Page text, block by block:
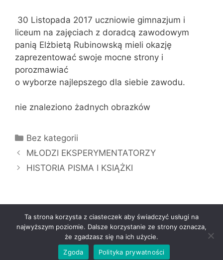
30 Listopada 2017 uczniowie gimnazjum i
liceum na zajęciach z doradcą zawodowym
panią Elżbietą Rubinowską mieli okazję
zaprezentować swoje mocne strony i
porozmawiać
o wyborze najlepszego dla siebie zawodu.
nie znaleziono żadnych obrazków
Kategorie
Bez kategorii
MŁODZI EKSPERYMENTATORZY
HISTORIA PISMA I KSIĄŻKI
© 2026 Zespół Szkół Specjalnych Busko-Zdrój
Zbudowany zGeneratePress
Ta strona korzysta z ciasteczek aby świadczyć usługi na
najwyższym poziomie. Dalsze korzystanie ze strony oznacza,
że zgadzasz się na ich użycie.
Zgoda
Polityka prywatności